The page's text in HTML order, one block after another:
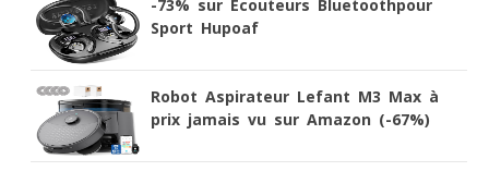
-73% sur Ecouteurs Bluetoothpour
Sport Hupoaf
Robot Aspirateur Lefant M3 Max à
prix jamais vu sur Amazon (-67%)